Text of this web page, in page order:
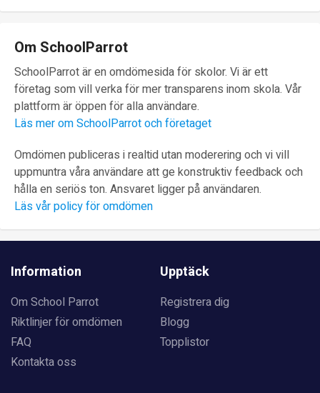
Om SchoolParrot
SchoolParrot är en omdömesida för skolor. Vi är ett
företag som vill verka för mer transparens inom skola. Vår
plattform är öppen för alla användare.
Läs mer om SchoolParrot och företaget
Omdömen publiceras i realtid utan moderering och vi vill
uppmuntra våra användare att ge konstruktiv feedback och
hålla en seriös ton. Ansvaret ligger på användaren.
Läs vår policy för omdömen
Information
Om School Parrot
Riktlinjer för omdömen
FAQ
Kontakta oss
Upptäck
Registrera dig
Blogg
Topplistor